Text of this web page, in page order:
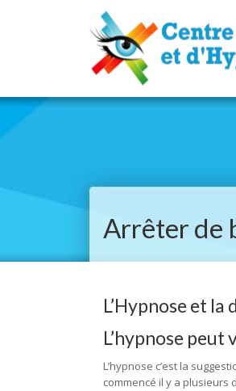
Arrêter de
L’Hypnose et la
L’hypnose
L’hypnose c’est la
commencé il y a plusieurs